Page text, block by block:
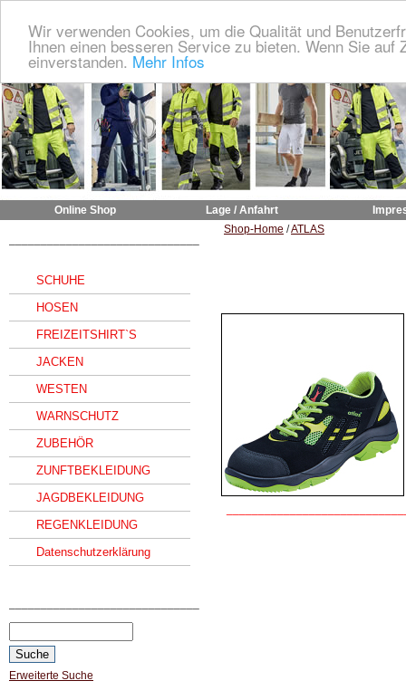
Wir verwenden Cookies, um die Qualität und
Ihnen einen besseren Service zu bieten. Wenn Sie
einverstanden. Mehr Infos
Online Shop Lage / Anfahrt
SCHUHE
HOSEN
FREIZEITSHIRT`S
JACKEN
WESTEN
WARNSCHUTZ
ZUBEHÖR
ZUNFTBEKLEIDUNG
JAGDBEKLEIDUNG
REGENKLEIDUNG
Datenschutzerklärung
Erweiterte Suche
Shop-Home /ATLAS